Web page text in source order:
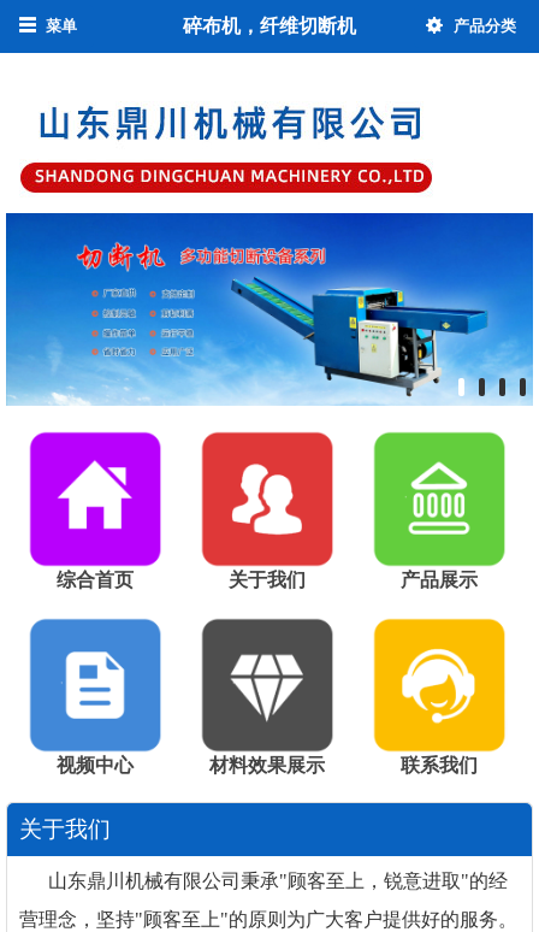
碎布机，纤维切断机
菜单 产品分类
综合首页 关于我们 产品展示
视频中心 材料效果展示 联系我们
关于我们
山东鼎川机械有限公司秉承"顾客至上，锐意进取"的经
营理念，坚持"顾客至上"的原则为广大客户提供好的服务。